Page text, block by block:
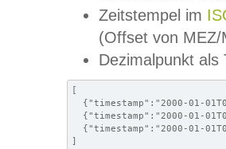
Zeitstempel im
(Offset von MEZ/
Dezimalpunkt als
[
{"timestamp":"2000-01-
{"timestamp":"2000-01-
{"timestamp":"2000-01-
]